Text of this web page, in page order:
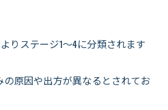
りステージ1～4に分類されます
の原因や出方が異なるとされてお